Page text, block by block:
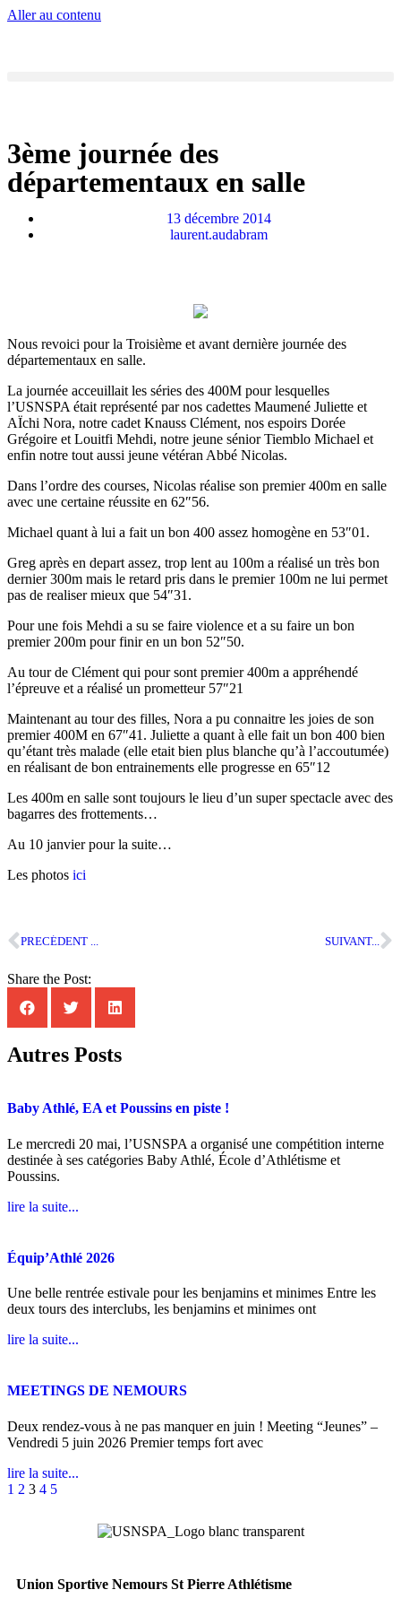
Aller au contenu
3ème journée des
départementaux en salle
13 décembre 2014
laurent.audabram
Nous revoici pour la Troisième et avant dernière journée des
départementaux en salle.
La journée acceuillait les séries des 400M pour lesquelles
l’USNSPA était représenté par nos cadettes Maumené Juliette et
AÏchi Nora, notre cadet Knauss Clément, nos espoirs Dorée
Grégoire et Louitfi Mehdi, notre jeune sénior Tiemblo Michael et
enfin notre tout aussi jeune vétéran Abbé Nicolas.
Dans l’ordre des courses, Nicolas réalise son premier 400m en salle
avec une certaine réussite en 62″56.
Michael quant à lui a fait un bon 400 assez homogène en 53″01.
Greg après en depart assez, trop lent au 100m a réalisé un très bon
dernier 300m mais le retard pris dans le premier 100m ne lui permet
pas de realiser mieux que 54″31.
Pour une fois Mehdi a su se faire violence et a su faire un bon
premier 200m pour finir en un bon 52″50.
Au tour de Clément qui pour sont premier 400m a appréhendé
l’épreuve et a réalisé un prometteur 57″21
Maintenant au tour des filles, Nora a pu connaitre les joies de son
premier 400M en 67″41. Juliette a quant à elle fait un bon 400 bien
qu’étant très malade (elle etait bien plus blanche qu’à l’accoutumée)
en réalisant de bon entrainements elle progresse en 65″12
Les 400m en salle sont toujours le lieu d’un super spectacle avec des
bagarres des frottements…
Au 10 janvier pour la suite…
Les photos ici
PRECÉDENT ... SUIVANT...
Share the Post:
Autres Posts
Baby Athlé, EA et Poussins en piste !
Le mercredi 20 mai, l’USNSPA a organisé une compétition interne
destinée à ses catégories Baby Athlé, École d’Athlétisme et
Poussins.
lire la suite...
Équip’Athlé 2026
Une belle rentrée estivale pour les benjamins et minimes Entre les
deux tours des interclubs, les benjamins et minimes ont
lire la suite...
MEETINGS DE NEMOURS
Deux rendez-vous à ne pas manquer en juin ! Meeting “Jeunes” –
Vendredi 5 juin 2026 Premier temps fort avec
lire la suite...
1 2 3 4 5
Union Sportive Nemours St Pierre Athlétisme